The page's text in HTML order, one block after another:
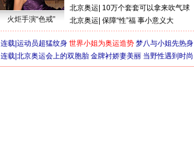
火炬手演“色戒”
北京奥运 10万个套套可以拿来吹气球
北京奥运 保障“性”福 事小意义大
连载| 运动员超猛纹身 世界小姐为奥运造势 梦八与小姐先热身
连载| 北京奥运会上的双胞胎 金牌衬娇妻美丽 当野性遇到时尚